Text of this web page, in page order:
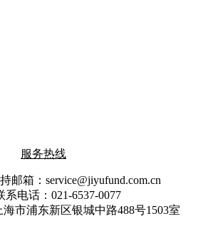
服务热线
邮箱：service@jiyufund.com.cn
系电话：021-6537-0077
市浦东新区银城中路488号1503室